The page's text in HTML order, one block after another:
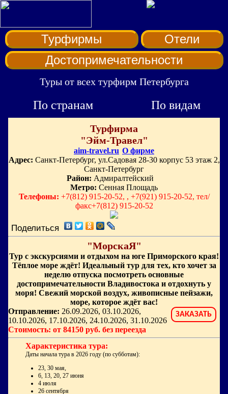
Турфирмы
Отели
Достопримечательности
Туры от всех турфирм Петербурга
По странам По видам
Турфирма
"Эйм-Травел"
aim-travel.ru О фирме
Адрес: Санкт-Петербург, ул.Садовая 28-30 корпус 53 этаж 2,
Санкт-Петербург
Район: Адмиралтейский
Метро: Сенная Площадь
Телефоны: +7(812) 915-20-52, , +7(921) 915-20-52, тел/
факс+7(812) 915-20-52
Поделиться
"МорскаЯ"
Тур с экскурсиями и отдыхом на юге Приморского края!
Тёплое море ждёт! Идеальный тур для тех, кто хочет за
неделю отпуска посмотреть основные
достопримечательности Владивостока и отдохнуть у
моря! Свежий морской воздух, живописные пейзажи,
море, которое ждёт вас!
ЗАКАЗАТЬ
Отправление: 26.09.2026, 03.10.2026,
10.10.2026, 17.10.2026, 24.10.2026, 31.10.2026
Стоимость: от 84150 руб. без переезда
Характеристика тура:
Даты начала тура в 2026 году (по субботам):
23, 30 мая,
6, 13, 20, 27 июня
4 июля
26 сентября